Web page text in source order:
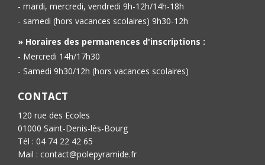
- mardi, mercredi, vendredi 9h-12h/14h-18h
- samedi (hors vacances scolaires) 9h30-12h
» Horaires des permanences d'inscriptions :
- Mercredi 14h/17h30
- Samedi 9h30/12h (hors vacances scolaires)
CONTACT
120 rue des Ecoles
01000 Saint-Denis-lès-Bourg
Tél : 04 74 22 42 65
Mail : contact@polepyramide.fr